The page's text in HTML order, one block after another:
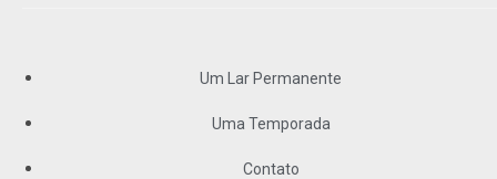
Um Lar Permanente
Uma Temporada
Contato